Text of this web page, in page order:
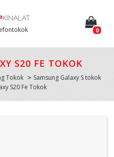
0
S20 FE TOKOK
Tokok
Samsung Galaxy S tokok
S20 Fe Tokok